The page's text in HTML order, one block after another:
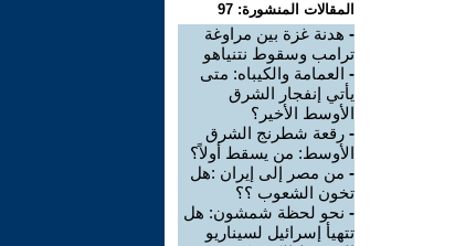
المقالات المنشورة: 97
- هدنة غزة بين مراوغة
ترامب وسقوط نتنياهو
- العمامة والكيباه: متى
يأتي إنفجار الشرق
الأوسط الأخير؟
- رقعة شطرنج الشرق
الأوسط: من يسقط أولاً؟
- من مصر إلى إيران :هل
تخون الشعوب ؟؟
- نحو لحظة شمشون: هل
تتهيأ إسرائيل لسيناريو